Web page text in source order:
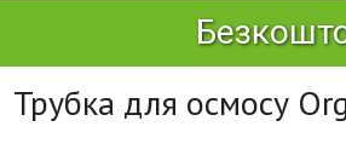
Трубка для осмосу